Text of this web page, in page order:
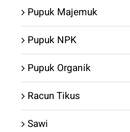
Pupuk Majemuk
Pupuk NPK
Pupuk Organik
Racun Tikus
Sawi